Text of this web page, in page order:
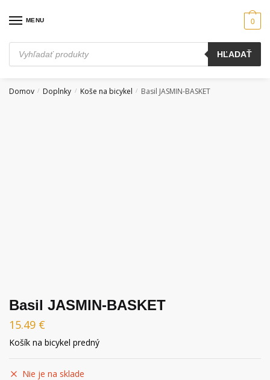
MENU
Products
search
HĽADAŤ
0
Domov / Doplnky / Koše na bicykel / Basil JASMIN-BASKET
Basil JASMIN-BASKET
15.49 €
Košík na bicykel predný
Nie je na sklade